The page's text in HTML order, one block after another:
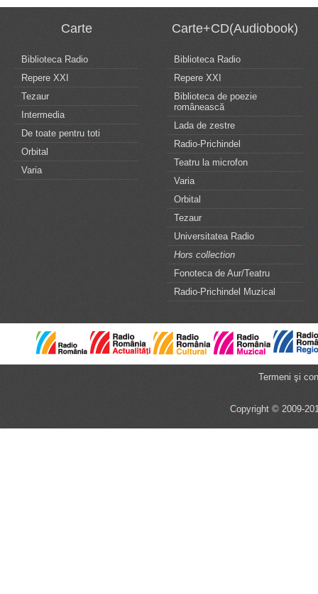
Carte
Biblioteca Radio
Repere XXI
Tezaur
Intermedia
De toate pentru toti
Orbital
Varia
Carte+CD(Audiobook)
Biblioteca Radio
Repere XXI
Biblioteca de poezie
românească
Lada de zestre
Radio-Prichindel
Teatru la microfon
Varia
Orbital
Tezaur
Universitatea Radio
Hors collection
Fonoteca de Aur/Teatru
Radio-Prichindel Muzical
Termeni şi
Copyright © 2009-